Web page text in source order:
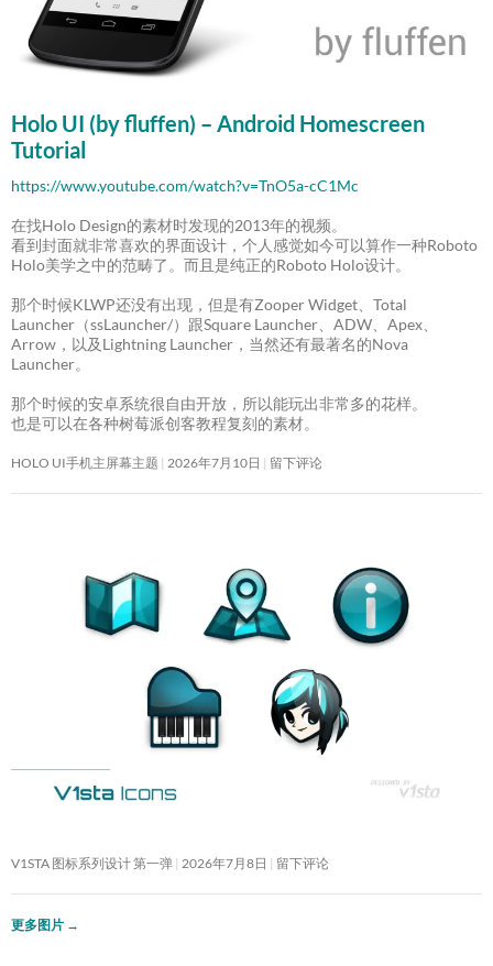
Holo UI (by fluffen) – Android Homescreen
Tutorial
https://www.youtube.com/watch?v=TnO5a-cC1Mc
在找Holo Design的素材时发现的2013年的视频。
看到封面就非常喜欢的界面设计，个人感觉如今可以算作一种Roboto
Holo美学之中的范畴了。而且是纯正的Roboto Holo设计。
那个时候KLWP还没有出现，但是有Zooper Widget、Total
Launcher（ssLauncher/）跟Square Launcher、ADW、Apex、
Arrow，以及Lightning Launcher，当然还有最著名的Nova
Launcher。
那个时候的安卓系统很自由开放，所以能玩出非常多的花样。
也是可以在各种树莓派创客教程复刻的素材。
HOLO UI手机主屏幕主题 2026年7月10日 留下评论
V1STA 图标系列设计 第一弹 2026年7月8日 留下评论
更多图片 →